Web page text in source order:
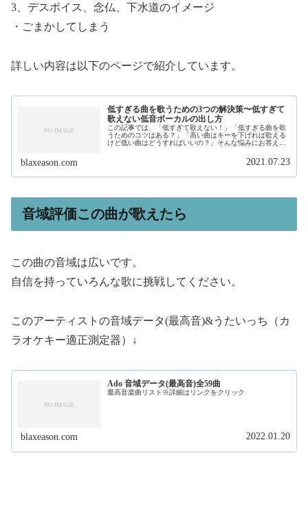
3、デスボイス、念仏、下水道のイメージ
・ごまかしてしまう
詳しい内容は以下のページで紹介しています。
低すぎる曲を歌うための3つの解決策〜低すぎて
歌えない低音ボーカルの出し方
この記事では、「低すぎて歌えない！」「低すぎる曲を歌
うためのコツはある？」「高い曲はキーを下げれば歌える
けど低い曲はどうすればいいの？」そんな悩みにお答えし
blaxeason.com 2021.07.23
音域評価この曲が歌えたら
この曲の音域は広いです。
自信を持っていろんな歌に挑戦してください。
このアーティストの音域データ(最高音)&うたいっち（カ
ラオケキー適正測定器）↓
Ado 音域データ(最高音)全59曲
最高音楽曲リスト※詳細はリンクをクリック
blaxeason.com 2022.01.20